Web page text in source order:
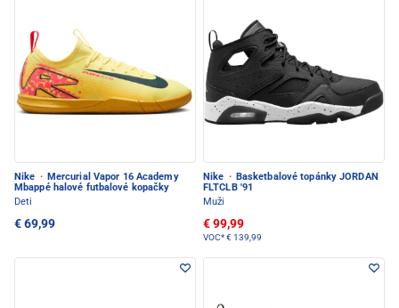
Nike · Mercurial Vapor 16 Academy
Mbappé halové futbalové kopačky
Deti
€ 69,99
Nike · Basketbalové topánky JORDAN
FLTCLB '91
Muži
€ 99,99
VOC*€ 139,99